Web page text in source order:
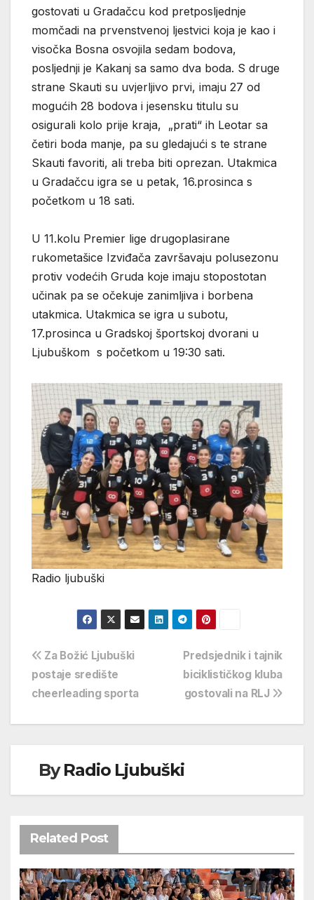
gostovati u Gradačcu kod pretposljednje
momčadi na prvenstvenoj ljestvici koja je kao i
visočka Bosna osvojila sedam bodova,
posljednji je Kakanj sa samo dva boda. S druge
strane Skauti su uvjerljivo prvi, imaju 27 od
mogućih 28 bodova i jesensku titulu su
osigurali kolo prije kraja, „prati“ ih Leotar sa
četiri boda manje, pa su gledajući s te strane
Skauti favoriti, ali treba biti oprezan. Utakmica
u Gradačcu igra se u petak, 16.prosinca s
početkom u 18 sati.
U 11.kolu Premier lige drugoplasirane
rukometašice Izviđača završavaju polusezonu
protiv vodećih Gruda koje imaju stopostotan
učinak pa se očekuje zanimljiva i borbena
utakmica. Utakmica se igra u subotu,
17.prosinca u Gradskoj športskoj dvorani u
Ljubuškom s početkom u 19:30 sati.
Radio ljubuški
Navigacija
objava
Predsjednik i tajnik
biciklističkog kluba
gostovali na RLJ
Za Božić Ljubuški
postaje središte
cheerleading sporta
ByRadio Ljubuški
Related Post